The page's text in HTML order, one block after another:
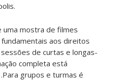
mostra de filmes
aos direitos
de curtas e longas-
completa está
.Para grupos e turmas é